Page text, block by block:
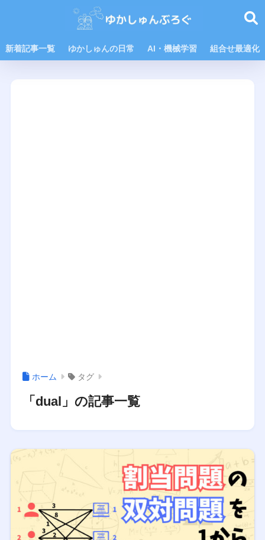
新着記事一覧 ゆかしゅんの日常 AI・機械学習 組合せ最適化
ホーム タグ
「dual」の記事一覧